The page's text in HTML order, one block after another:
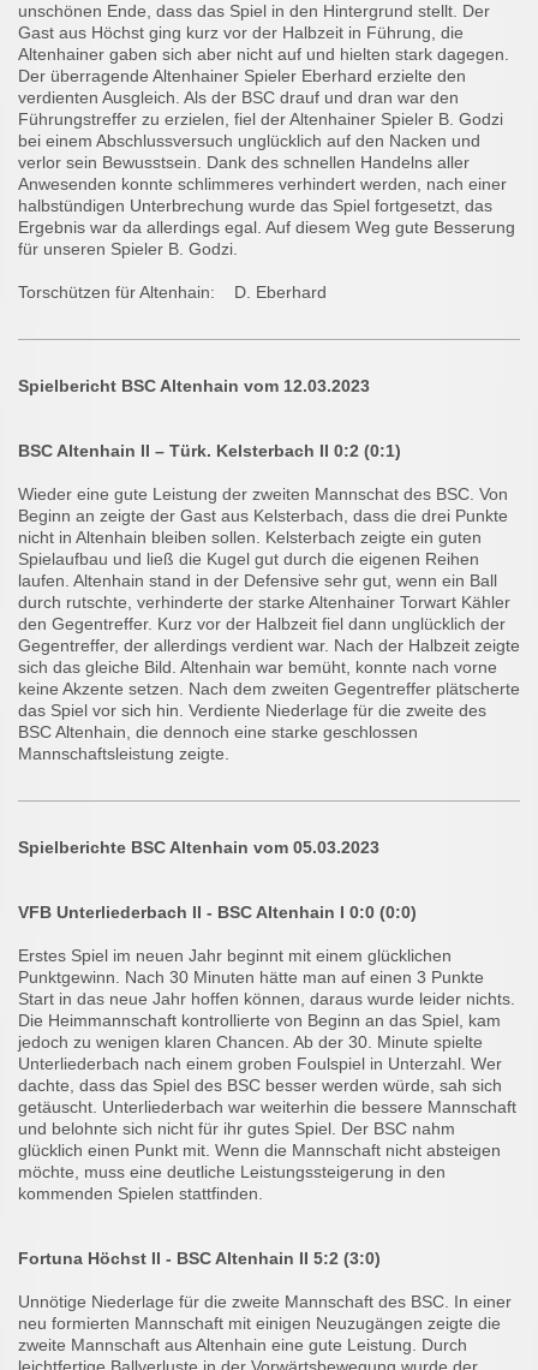
unschönen Ende, dass das Spiel in den Hintergrund stellt. Der
Gast aus Höchst ging kurz vor der Halbzeit in Führung, die
Altenhainer gaben sich aber nicht auf und hielten stark dagegen.
Der überragende Altenhainer Spieler Eberhard erzielte den
verdienten Ausgleich. Als der BSC drauf und dran war den
Führungstreffer zu erzielen, fiel der Altenhainer Spieler B. Godzi
bei einem Abschlussversuch unglücklich auf den Nacken und
verlor sein Bewusstsein. Dank des schnellen Handelns aller
Anwesenden konnte schlimmeres verhindert werden, nach einer
halbstündigen Unterbrechung wurde das Spiel fortgesetzt, das
Ergebnis war da allerdings egal. Auf diesem Weg gute Besserung
für unseren Spieler B. Godzi.
Torschützen für Altenhain: D. Eberhard
Spielbericht BSC Altenhain vom 12.03.2023
BSC Altenhain II – Türk. Kelsterbach II 0:2 (0:1)
Wieder eine gute Leistung der zweiten Mannschat des BSC. Von
Beginn an zeigte der Gast aus Kelsterbach, dass die drei Punkte
nicht in Altenhain bleiben sollen. Kelsterbach zeigte ein guten
Spielaufbau und ließ die Kugel gut durch die eigenen Reihen
laufen. Altenhain stand in der Defensive sehr gut, wenn ein Ball
durch rutschte, verhinderte der starke Altenhainer Torwart Kähler
den Gegentreffer. Kurz vor der Halbzeit fiel dann unglücklich der
Gegentreffer, der allerdings verdient war. Nach der Halbzeit zeigte
sich das gleiche Bild. Altenhain war bemüht, konnte nach vorne
keine Akzente setzen. Nach dem zweiten Gegentreffer plätscherte
das Spiel vor sich hin. Verdiente Niederlage für die zweite des
BSC Altenhain, die dennoch eine starke geschlossen
Mannschaftsleistung zeigte.
Spielberichte BSC Altenhain vom 05.03.2023
VFB Unterliederbach II - BSC Altenhain I 0:0 (0:0)
Erstes Spiel im neuen Jahr beginnt mit einem glücklichen
Punktgewinn. Nach 30 Minuten hätte man auf einen 3 Punkte
Start in das neue Jahr hoffen können, daraus wurde leider nichts.
Die Heimmannschaft kontrollierte von Beginn an das Spiel, kam
jedoch zu wenigen klaren Chancen. Ab der 30. Minute spielte
Unterliederbach nach einem groben Foulspiel in Unterzahl. Wer
dachte, dass das Spiel des BSC besser werden würde, sah sich
getäuscht. Unterliederbach war weiterhin die bessere Mannschaft
und belohnte sich nicht für ihr gutes Spiel. Der BSC nahm
glücklich einen Punkt mit. Wenn die Mannschaft nicht absteigen
möchte, muss eine deutliche Leistungssteigerung in den
kommenden Spielen stattfinden.
Fortuna Höchst II - BSC Altenhain II 5:2 (3:0)
Unnötige Niederlage für die zweite Mannschaft des BSC. In einer
neu formierten Mannschaft mit einigen Neuzugängen zeigte die
zweite Mannschaft aus Altenhain eine gute Leistung. Durch